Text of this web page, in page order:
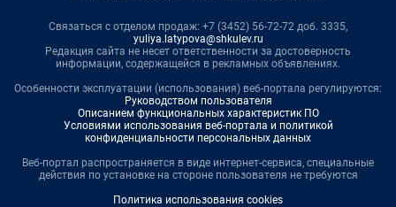
Связаться с отделом продаж: +7 (3452) 56-72-72 доб. 3335,
yuliya.latypova@shkulev.ru
Редакция сайта не несет ответственности за достоверность
информации, содержащейся в рекламных объявлениях.
Особенности эксплуатации (использования) веб-портала регулируются:
Руководством пользователя
Описанием функциональных характеристик ПО
Условиями использования веб-портала и политикой
конфиденциальности персональных данных
Веб-портал распространяется в виде интернет-сервиса, специальные
действия по установке на стороне пользователя не требуются
Политика использования cookies